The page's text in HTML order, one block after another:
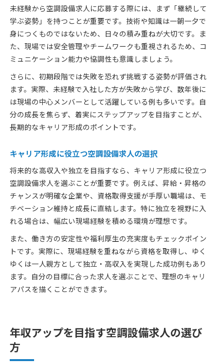
未経験から空調設備求人に応募する際には、まず「継続して
学ぶ姿勢」を持つことが重要です。技術や知識は一朝一夕で
身につくものではないため、日々の積み重ねが大切です。ま
た、現場では安全管理やチームワークも重視されるため、コ
ミュニケーション能力や協調性も意識しましょう。
さらに、初期段階では失敗を恐れず挑戦する姿勢が評価され
ます。実際、未経験で入社した方が失敗から学び、数年後に
は現場の中心メンバーとして活躍している例も多いです。自
分の成長を焦らず、着実にステップアップを目指すことが、
長期的なキャリア形成のポイントです。
キャリア形成に役立つ空調設備求人の選択
将来的な高収入や独立を目指すなら、キャリア形成に役立つ
空調設備求人を選ぶことが重要です。例えば、昇給・昇格の
チャンスが明確な企業や、資格取得支援が手厚い職場は、モ
チベーション維持と成長に直結します。特に独立を視野に入
れる場合は、幅広い現場経験を積める環境が理想です。
また、働き方の安定性や福利厚生の充実度もチェックポイン
トです。実際に、現場経験を重ねながら資格を取得し、ゆく
ゆくは一人親方として独立・高収入を実現した成功例もあり
ます。自分の目標に合った求人を選ぶことで、理想のキャリ
アパスを描くことができます。
年収アップを目指す空調設備求人の選び
方